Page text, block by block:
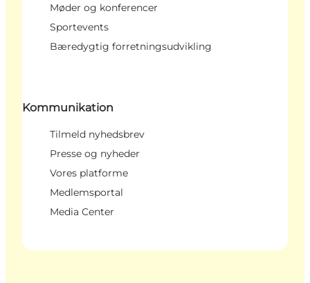
Møder og konferencer
Sportevents
Bæredygtig forretningsudvikling
Kommunikation
Tilmeld nyhedsbrev
Presse og nyheder
Vores platforme
Medlemsportal
Media Center